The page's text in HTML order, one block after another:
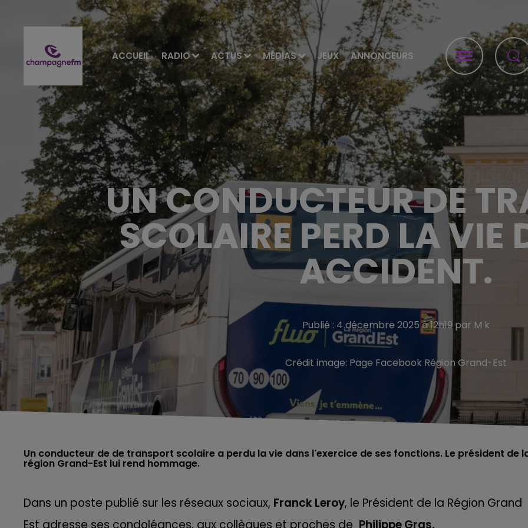
ACCUEIL RADIO ACTUS MÉDIAS JEUX ANNONCEURS
UN CONDUCTEUR DE
SCOLAIRE PERD LA VIE
ACCIDENT.
Publié : 4 décembre 2025 à 12h19 par M k
Crédit image: Page Facebook Région Grand-Est
Un conducteur de de transport scolaire a perdu la vie dans l'exercice de ses fonctions. Le président de
région Grand-Est lui rend hommage.
Dans un poste publié sur les réseaux sociaux, Franck Leroy, le Président de la Région Grand
Est adresse ses condoléances, aux collègues et proches de Philippe Gras.